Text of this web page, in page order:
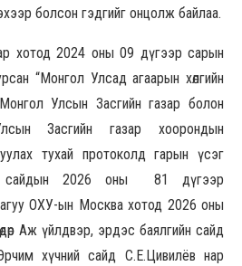
болсон гэдгийг онцолж байлаа.
хотод 2024 оны 09 дүгээр сарын
“Монгол Улсад агаарын хөлгийн
Улсын Засгийн газар болон
Засгийн газар хоорондын
тухай протоколд гарын үсэг
сайдын 2026 оны 81 дүгээр
ОХУ-ын Москва хотод 2026 оны
Аж үйлдвэр, эрдэс баялгийн сайд
хүчний сайд С.Е.Цивилёв нар